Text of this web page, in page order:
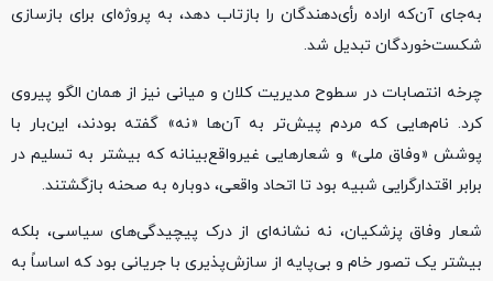
به‌جای آن‌که اراده رأی‌دهندگان را بازتاب دهد، به پروژه‌ای برای بازسازی
شکست‌خوردگان تبدیل شد.
چرخه انتصابات در سطوح مدیریت کلان و میانی نیز از همان الگو پیروی
کرد. نام‌هایی که مردم پیش‌تر به آن‌ها «نه» گفته بودند، این‌بار با
پوشش «وفاق ملی» و شعارهایی غیرواقع‌بینانه که بیشتر به تسلیم در
برابر اقتدارگرایی شبیه بود تا اتحاد واقعی، دوباره به صحنه بازگشتند.
شعار وفاق پزشکیان، نه نشانه‌ای از درک پیچیدگی‌های سیاسی، بلکه
بیشتر یک تصور خام و بی‌پایه از سازش‌پذیری با جریانی بود که اساساً به